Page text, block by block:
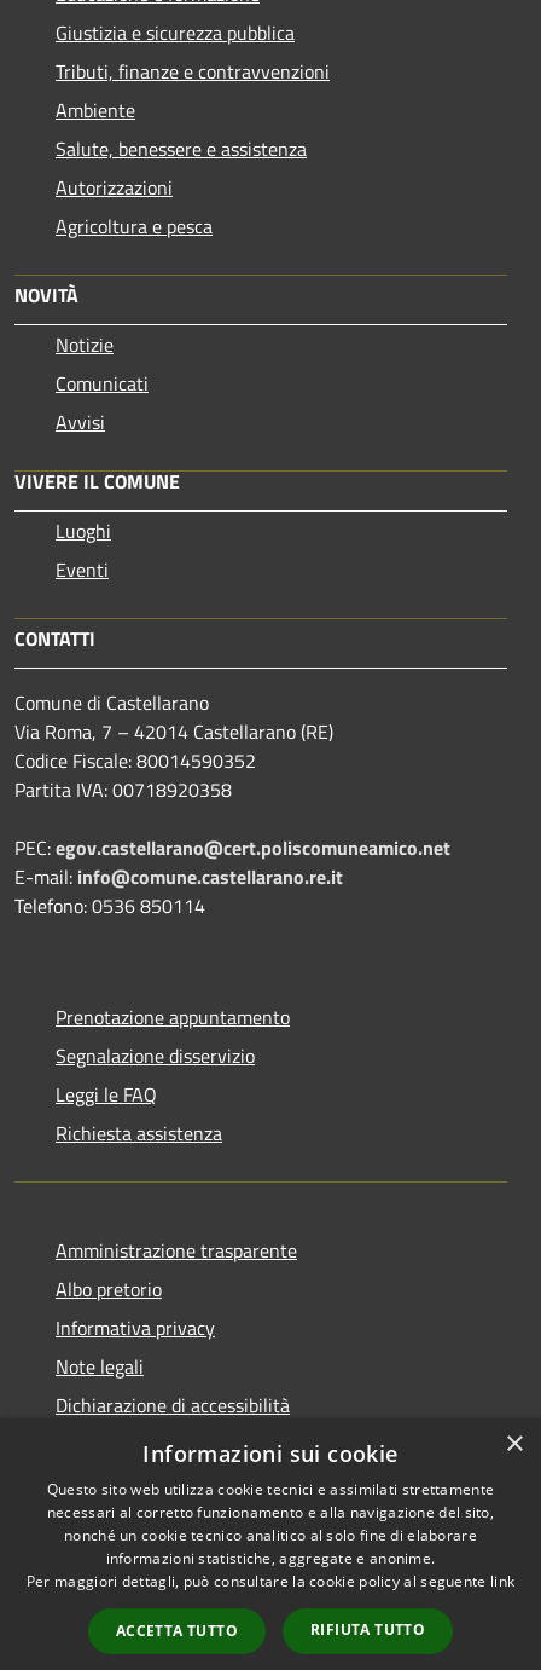
Giustizia e sicurezza pubblica
Tributi, finanze e contravvenzioni
Ambiente
Salute, benessere e assistenza
Autorizzazioni
Agricoltura e pesca
NOVITÀ
Notizie
Comunicati
Avvisi
VIVERE IL COMUNE
Luoghi
Eventi
CONTATTI
Comune di Castellarano
Via Roma, 7 – 42014 Castellarano (RE)
Codice Fiscale: 80014590352
Partita IVA: 00718920358
PEC:egov.castellarano@cert.poliscomuneamico.net
E-mail: info@comune.castellarano.re.it
Telefono: 0536 850114
Prenotazione appuntamento
Segnalazione disservizio
Leggi le FAQ
Richiesta assistenza
Amministrazione trasparente
Albo pretorio
Informativa privacy
Note legali
Dichiarazione di accessibilità
Piano di miglioramento del sito
Accessibilità
Copyright © 2026 • Comune di
Castellarano • Powered by
Municipium•
Accesso
redazione
×
Informazioni sui cookie
Questo sito web utilizza cookie tecnici e assimilati strettamente
necessari al corretto funzionamento e alla navigazione del sito,
nonché un cookie tecnico analitico al solo fine di elaborare
informazioni statistiche, aggregate e anonime.
Per maggiori dettagli, può consultare la cookie policy al seguente link
ACCETTA TUTTO RIFIUTA TUTTO